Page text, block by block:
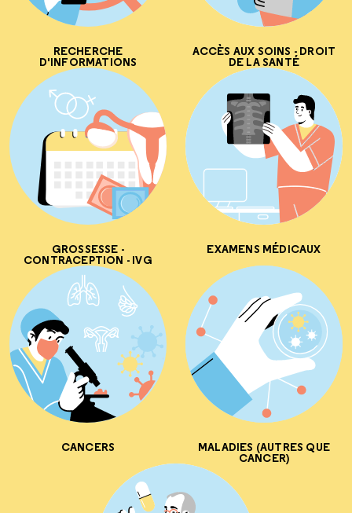
RECHERCHE
D'INFORMATIONS
ACCÈS AUX SOINS - DROIT
DE LA SANTÉ
GROSSESSE -
CONTRACEPTION - IVG
EXAMENS MÉDICAUX
CANCERS MALADIES (AUTRES QUE
CANCER)